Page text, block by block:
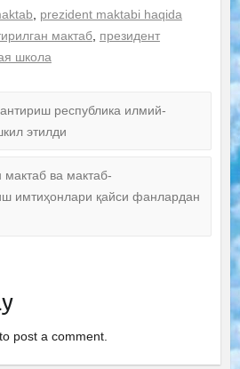
prezident maktabi haqida
мактаб, президент
школа
республика илмий-
этилди
мактаб ва мактаб-
имтиҳонлари қайси фанлардан
to post a comment.